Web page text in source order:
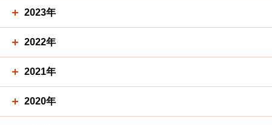
2023年
2022年
2021年
2020年